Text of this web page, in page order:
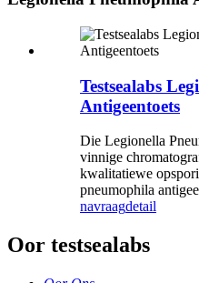
Testsealabs
Antigeentoets
Die Legionella
vinnige
kwalitatiewe
pneumophila
navraagdetail
Oor testsealabs